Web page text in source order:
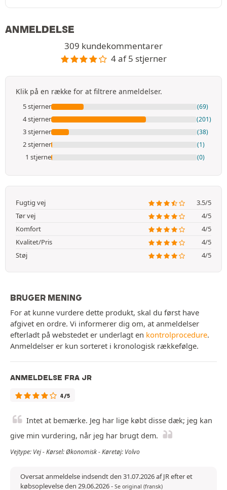
ANMELDELSE
309 kundekommentarer
4 af 5 stjerner
Klik på en række for at filtrere anmeldelser.
5 stjerner (69)
4 stjerner (201)
3 stjerner (38)
2 stjerner (1)
1 stjerne (0)
Fugtig vej
3.5/5
Tør vej
4/5
Komfort
4/5
Kvalitet/Pris
4/5
Støj
4/5
BRUGER MENING
For at kunne vurdere dette produkt, skal du først have
afgivet en ordre. Vi informerer dig om, at anmeldelser
efterladt på webstedet er underlagt en kontrolprocedure.
Anmeldelser er kun sorteret i kronologisk rækkefølge.
ANMELDELSE FRA JR
4/5
Intet at bemærke. Jeg har lige købt disse dæk; jeg kan
give min vurdering, når jeg har brugt dem.
Vejtype: Vej - Kørsel: Økonomisk - Køretøj: Volvo
Oversat anmeldelse indsendt den 31.07.2026 af JR efter et
købsoplevelse den 29.06.2026- Se original (fransk)